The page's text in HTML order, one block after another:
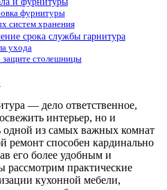
фурнитуры
систем хранения
срока службы гарнитура
ухода
защите столешницы
— дело ответственное,
интерьер, но и
одной из самых важных комнат
ремонт способен кардинально
его более удобным и
рассмотрим практические
кухонной мебели,